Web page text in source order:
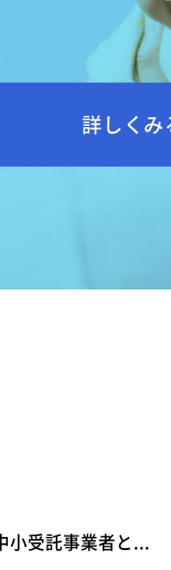
小受託事業者と...